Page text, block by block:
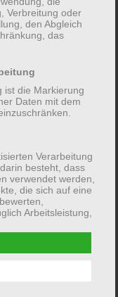
und
Duisburg
für Ausbildung
Approbation
mit dem
Klinik Hohe
Verbreitung oder
den Abgleich
das
ist die Markierung
Daten mit dem
Verarbeitung
besteht, dass
verwendet werden,
die sich auf eine
Arbeitsleistung,
Verhalten,
natürlichen